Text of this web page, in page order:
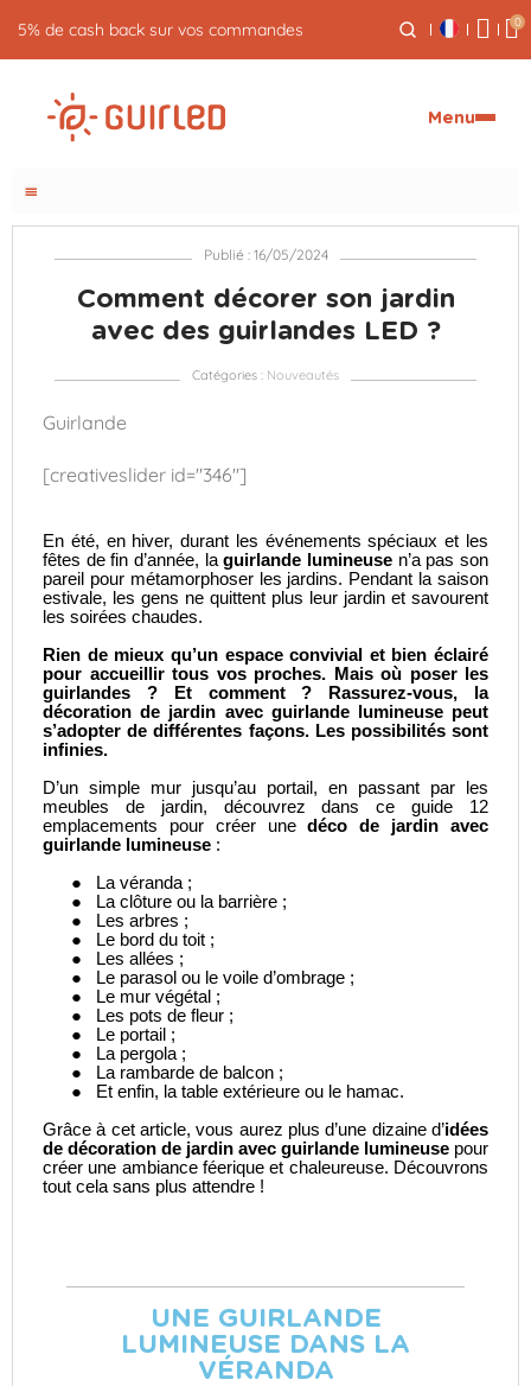
5% de cash back sur vos commandes 0
Menu
menu
Publié : 16/05/2024
Comment décorer son jardin
avec des guirlandes LED ?
Catégories : Nouveautés
Guirlande
[creativeslider id="346"]
En été, en hiver, durant les événements spéciaux et les
fêtes de fin d’année, laguirlande lumineuse n’a pas son
pareil pour métamorphoser les jardins. Pendant la saison
estivale, les gens ne quittent plus leur jardin et savourent
les soirées chaudes.
Rien de mieux qu’un espace convivial et bien éclairé
pour accueillir tous vos proches. Mais où poser les
guirlandes ? Et comment ? Rassurez-vous, la
décoration de jardin avec guirlande lumineuse peut
s’adopter de différentes façons. Les possibilités sont
infinies.
D’un simple mur jusqu’au portail, en passant par les
meubles de jardin, découvrez dans ce guide 12
emplacements pour créer unedéco de jardin avec
guirlande lumineuse :
●
La véranda ;
●
La clôture ou la barrière ;
●
Les arbres ;
●
Le bord du toit ;
●
Les allées ;
●
Le parasol ou le voile d’ombrage ;
●
Le mur végétal ;
●
Les pots de fleur ;
●
Le portail ;
●
La pergola ;
●
La rambarde de balcon ;
●
Et enfin, la table extérieure ou le hamac.
Grâce à cet article, vous aurez plus d’une dizaine d’idées
de décoration de jardin avec guirlande lumineuse pour
créer une ambiance féerique et chaleureuse. Découvrons
tout cela sans plus attendre !
UNE GUIRLANDE
LUMINEUSE DANS LA
VÉRANDA